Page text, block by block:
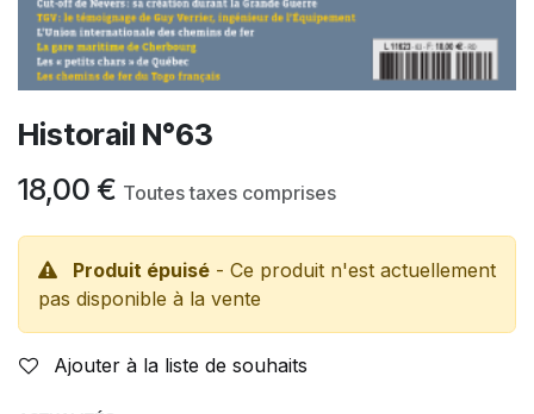
Historail N°63
18,00 € Toutes taxes comprises
Produit épuisé - Ce produit n'est actuellement
pas disponible à la vente
Ajouter à la liste de souhaits